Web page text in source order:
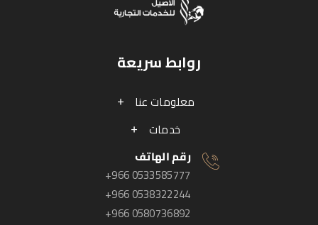
روابط سريعة
معلومات عنا
خدمات
رقم الهاتف
+966 0533585777
+966 0538322244
+966 0580736892